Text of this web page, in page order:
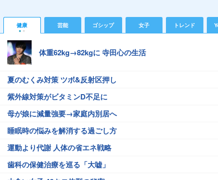
健康 芸能 ゴシップ 女子 トレンド
体重62kg→82kgに 寺田心の生活
夏のむくみ対策 ツボ&反射区押し
紫外線対策がビタミンD不足に
母が娘に減量強要→家庭内別居へ
睡眠時の悩みを解消する過ごし方
運動より代謝 人体の省エネ戦略
歯科の保健治療を巡る「大嘘」